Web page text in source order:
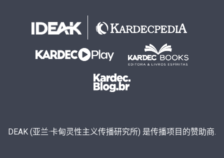
DEAK (亚兰·卡甸灵性主义传播研究所) 是传播项目的赞助商.